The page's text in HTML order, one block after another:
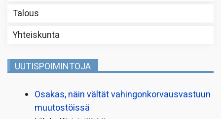
Talous
Yhteiskunta
UUTISPOIMINTOJA
Osakas, näin vältät vahingonkorvausvastuun
muutostöissä